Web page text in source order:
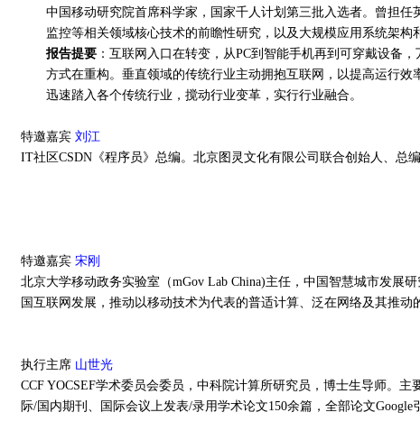
中国移动研究院首席科学家，国家千人计划第三批入选者。曾担
监控等相关领域核心技术的前瞻性研究，以及大规模应用系统架
报告提要 ：互联网入口在转变，从PC到智能手机再到可穿戴设备
方式在重构。垂直领域的传统行业主动拥抱互联网，以提高运行
迅速踏入各个传统行业，搅动行业变革，实行行业融合。
特邀嘉宾 刘江
IT社区CSDN《程序员》总编。北京图灵文化有限公司联合创始人、总
特邀嘉宾 宋刚
北京大学移动政务实验室（mGov Lab China)主任，中国智慧城市发展
国互联网发展，推动以移动技术为代表的普适计算、泛在网络及其推动
执行主席 山世光
CCF YOCSEF学术委员会委员，中科院计算所研究员，博士生导师。
际/国内期刊、国际会议上发表/录用学术论文150余篇，全部论文Google